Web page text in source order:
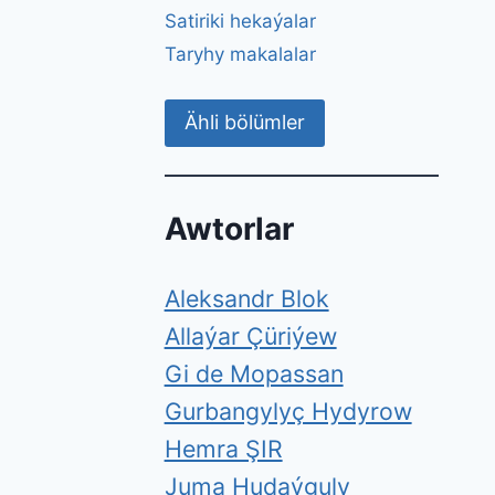
Satiriki hekaýalar
Taryhy makalalar
Ähli bölümler
Awtorlar
Aleksandr Blok
Allaýar Çüriýew
Gi de Mopassan
Gurbangylyç Hydyrow
Hemra ŞIR
Juma Hudaýguly